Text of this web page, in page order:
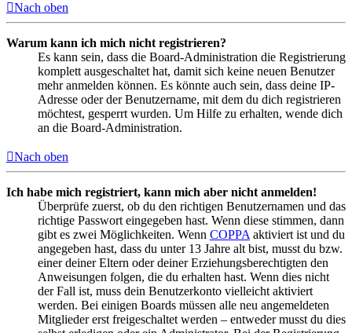
Nach oben
Warum kann ich mich nicht registrieren?
Es kann sein, dass die Board-Administration die Registrierung
komplett ausgeschaltet hat, damit sich keine neuen Benutzer
mehr anmelden können. Es könnte auch sein, dass deine IP-
Adresse oder der Benutzername, mit dem du dich registrieren
möchtest, gesperrt wurden. Um Hilfe zu erhalten, wende dich
an die Board-Administration.
Nach oben
Ich habe mich registriert, kann mich aber nicht anmelden!
Überprüfe zuerst, ob du den richtigen Benutzernamen und das
richtige Passwort eingegeben hast. Wenn diese stimmen, dann
gibt es zwei Möglichkeiten. Wenn COPPA aktiviert ist und du
angegeben hast, dass du unter 13 Jahre alt bist, musst du bzw.
einer deiner Eltern oder deiner Erziehungsberechtigten den
Anweisungen folgen, die du erhalten hast. Wenn dies nicht
der Fall ist, muss dein Benutzerkonto vielleicht aktiviert
werden. Bei einigen Boards müssen alle neu angemeldeten
Mitglieder erst freigeschaltet werden – entweder musst du dies